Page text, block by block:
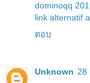
dominoqq
link alternatif
ตอบ
Unknown 28